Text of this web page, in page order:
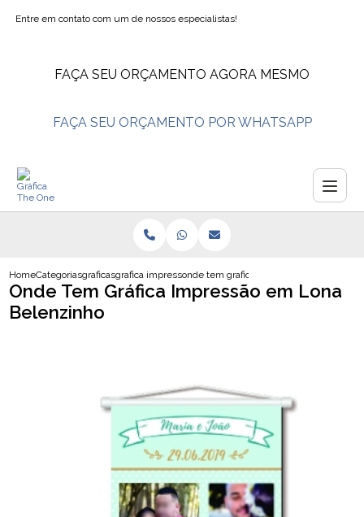
Entre em contato com um de nossos especialistas!
FAÇA SEU ORÇAMENTO AGORA MESMO
FAÇA SEU ORÇAMENTO POR WHATSAPP
HomeCategoriasgraficasgrafica impressaoonde tem grafica impressao em lona
Onde Tem Gráfica Impressão em Lona
Belenzinho